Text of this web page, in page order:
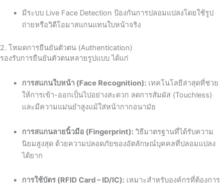
มีระบบ Live Face Detection ป้องกันการปลอมแปลงโดยใช้รูป
ถ่ายหรือวิดีโอมาสแกนแทนใบหน้าจริง
2. โหมดการยืนยันตัวตน (Authentication)
รองรับการยืนยันตัวตนหลายรูปแบบ ได้แก่
การสแกนใบหน้า (Face Recognition):เทคโนโลยีล่าสุดที่ช่วย
ให้การเข้า-ออกเป็นไปอย่างสะดวก ลดการสัมผัส (Touchless)
และมีความแม่นยำสูงแม้ใส่หน้ากากอนามัย
การสแกนลายนิ้วมือ (Fingerprint):วิธีมาตรฐานที่ได้รับความ
นิยมสูงสุด ด้วยความปลอดภัยของอัตลักษณ์บุคคลที่ปลอมแปลง
ได้ยาก
การใช้บัตร (RFID Card – ID/IC):เหมาะสำหรับองค์กรที่ต้องการ